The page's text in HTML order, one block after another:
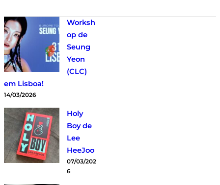
Worksh
op de
Seung
Yeon
(CLC)
em Lisboa!
14/03/2026
Holy
Boy de
Lee
HeeJoo
07/03/202
6